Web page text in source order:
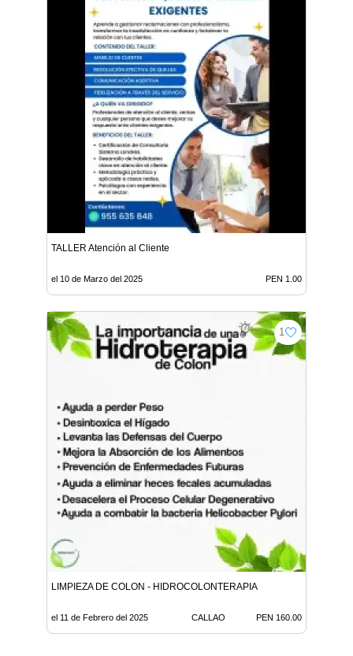
TALLER Atención al Cliente
el 10 de Marzo del 2025 PEN 1.00
1
LIMPIEZA DE COLON - HIDROCOLONTERAPIA
el 11 de Febrero del 2025 CALLAO PEN 160.00